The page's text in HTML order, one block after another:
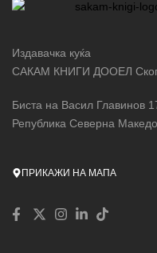
Издавачка куќа
САКАМ КНИГИ ДООЕЛ
Биста на Васил Главинов
Република Северна
ПРИКАЖИ НА МАПА